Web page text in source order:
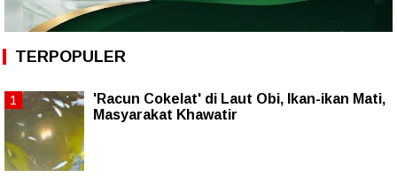
TERPOPULER
'Racun Cokelat' di Laut Obi, Ikan-ikan Mati,
Masyarakat Khawatir